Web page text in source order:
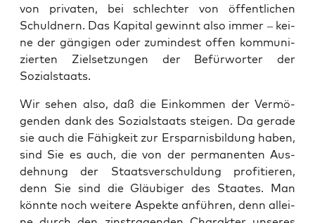
von pri­va­ten, bei schlech­ter von öffent­li­chen
Schuld­nern. Das Kapi­tal gewinnt also immer – kei­
ne der gän­gi­gen oder zumin­dest offen kom­mu­ni­
zier­ten Ziel­set­zun­gen der Befür­wor­ter der
Sozialstaats.
Wir sehen also, daß die Ein­kom­men der Ver­mö­
gen­den dank des Sozi­al­staats stei­gen. Da gera­de
sie auch die Fähig­keit zur Erspar­nis­bil­dung haben,
sind Sie es auch, die von der per­ma­nen­ten Aus­
deh­nung der Staats­ver­schul­dung pro­fi­tie­ren,
denn Sie sind die Gläu­bi­ger des Staa­tes. Man
könn­te noch wei­te­re Aspek­te anfüh­ren, denn allei­